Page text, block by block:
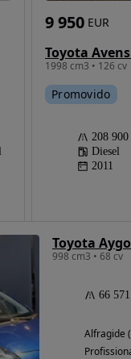
1998 cm3 • 126 cv
9 950 EUR
Promovido
208
Diesel
2011
Toyota
998 cm3 • 68 cv
66
Alfragide